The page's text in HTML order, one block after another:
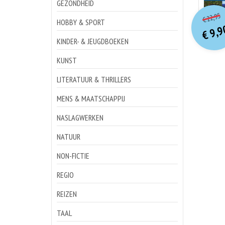
GEZONDHEID
HOBBY & SPORT
KINDER- & JEUGDBOEKEN
KUNST
LITERATUUR & THRILLERS
MENS & MAATSCHAPPIJ
NASLAGWERKEN
NATUUR
NON-FICTIE
REGIO
REIZEN
TAAL
€22,95
€